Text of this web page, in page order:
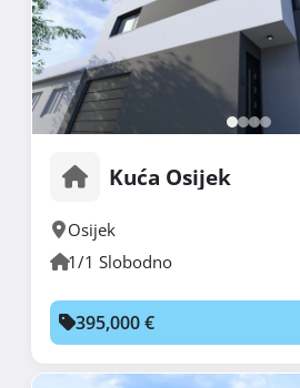
Kuća Osijek
Osijek
1/1 Slobodno
395,000 €